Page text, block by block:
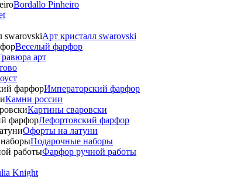
Bordallo Pinheiro
Арт кристалл swarovski
Веселый фарфор
арт
Императорский фарфор
Камни россии
Картины сваровски
Лефортовский фарфор
Офорты на латуни
Подарочные наборы
Фарфор ручной работы
Knight